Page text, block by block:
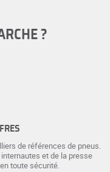
?
de références de pneus.
et de la presse
toute sécurité.